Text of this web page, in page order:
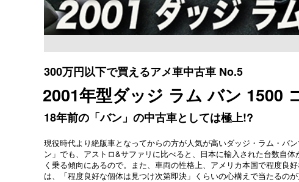
300万円以下で買えるアメ車中古車 No.5
2001年型ダッジ ラム バン 1500
18年前の「バン」の中古車としては極上!?
現役時代より絶版車となってからの方が人気が高いダッジ・ラム・バ
ン」でも、アストロ&サファリに比べると、日本に輸入された台数自
く乗る傾向にあるので。また、車両の性格上、アメリカ本国で程度良
は、「程度良好な個体は見つけ次第即決」くらいの心構えで当たるのが